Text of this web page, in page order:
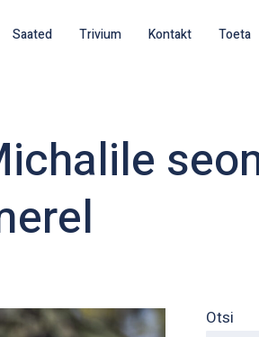
Saated Trivium Kontakt Toeta
Otsi